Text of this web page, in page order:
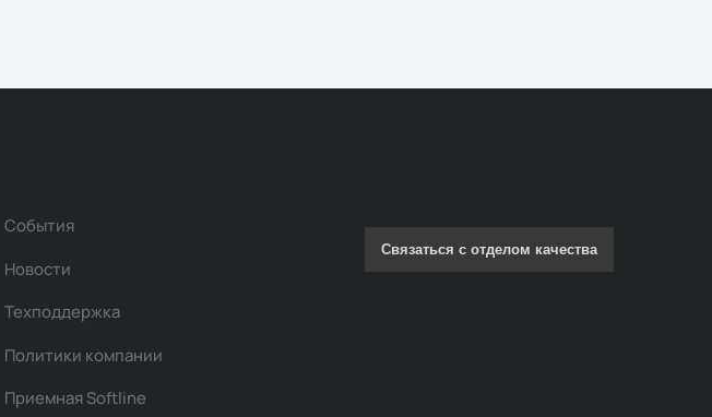
События
Новости
Техподдержка
Политики компании
Приемная Softline
Связаться с отделом качества